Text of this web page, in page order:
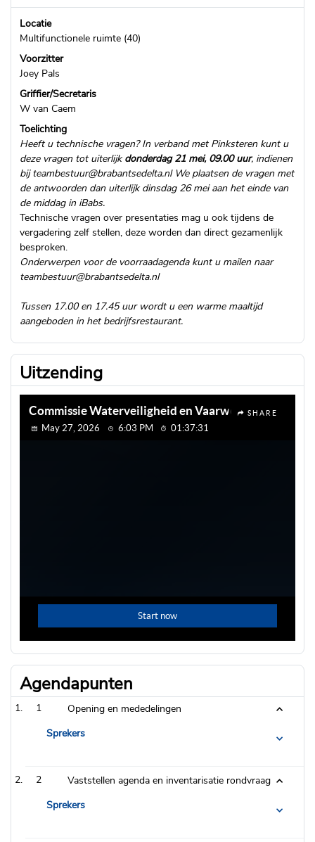
Locatie
Multifunctionele ruimte (40)
Voorzitter
Joey Pals
Griffier/Secretaris
W van Caem
Toelichting
Heeft u technische vragen? In verband met Pinksteren kunt u
deze vragen tot uiterlijkdonderdag 21 mei, 09.00 uur, indienen
bij teambestuur@brabantsedelta.nl We plaatsen de vragen met
de antwoorden dan uiterlijk dinsdag 26 mei aan het einde van
de middag in iBabs.
Technische vragen over presentaties mag u ook tijdens de
vergadering zelf stellen, deze worden dan direct gezamenlijk
besproken.
Onderwerpen voor de voorraadagenda kunt u mailen naar
teambestuur@brabantsedelta.nl
Tussen 17.00 en 17.45 uur wordt u een warme maaltijd
aangeboden in het bedrijfsrestaurant.
Uitzending
Agendapunten
1
Opening en mededelingen
Sprekers
2
Vaststellen agenda en inventarisatie rondvraag
Sprekers